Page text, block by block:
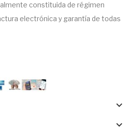
constituida de régimen
electrónica y garantía de todas
keyboard_arrow_down
keyboard_arrow_down